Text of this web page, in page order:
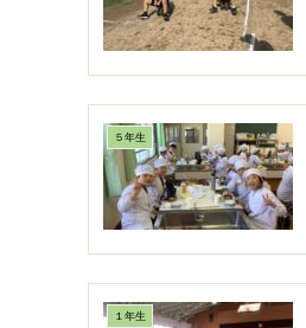
５年生
１年生